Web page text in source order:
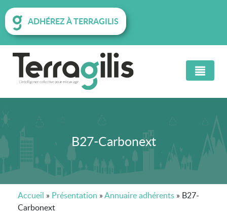
ADHÉREZ À TERRAGILIS
B27-Carbonext
Accueil » Présentation »Annuaire adhérents » B27-
Carbonext